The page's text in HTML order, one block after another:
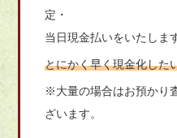
定・
当日現金払いをいたしま
とにかく早く現金化した
※大量の場合はお預かり
ざいます。